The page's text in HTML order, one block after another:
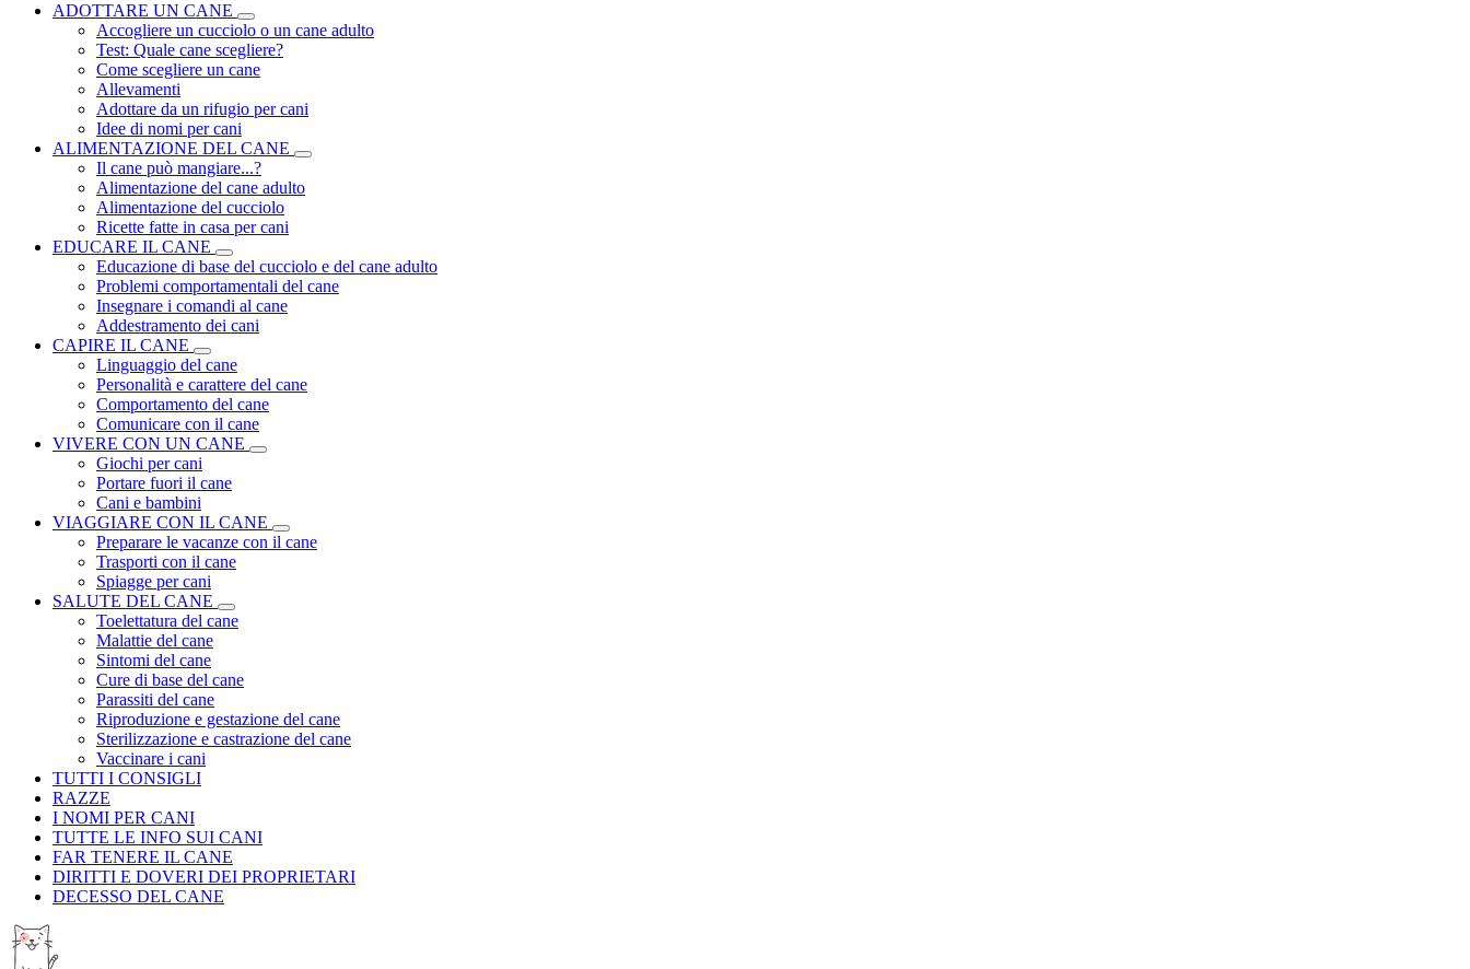
ADOTTARE UN CANE
Accogliere un cucciolo o un cane adulto
Test: Quale cane scegliere?
Come scegliere un cane
Allevamenti
Adottare da un rifugio per cani
Idee di nomi per cani
ALIMENTAZIONE DEL CANE
Il cane può mangiare...?
Alimentazione del cane adulto
Alimentazione del cucciolo
Ricette fatte in casa per cani
EDUCARE IL CANE
Educazione di base del cucciolo e del cane adulto
Problemi comportamentali del cane
Insegnare i comandi al cane
Addestramento dei cani
CAPIRE IL CANE
Linguaggio del cane
Personalità e carattere del cane
Comportamento del cane
Comunicare con il cane
VIVERE CON UN CANE
Giochi per cani
Portare fuori il cane
Cani e bambini
VIAGGIARE CON IL CANE
Preparare le vacanze con il cane
Trasporti con il cane
Spiagge per cani
SALUTE DEL CANE
Toelettatura del cane
Malattie del cane
Sintomi del cane
Cure di base del cane
Parassiti del cane
Riproduzione e gestazione del cane
Sterilizzazione e castrazione del cane
Vaccinare i cani
TUTTI I CONSIGLI
RAZZE
I NOMI PER CANI
TUTTE LE INFO SUI CANI
FAR TENERE IL CANE
DIRITTI E DOVERI DEI PROPRIETARI
DECESSO DEL CANE